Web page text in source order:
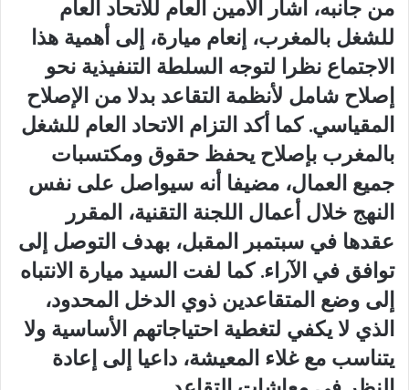
من جانبه، أشار الأمين العام للاتحاد العام
للشغل بالمغرب، إنعام ميارة، إلى أهمية هذا
الاجتماع نظرا لتوجه السلطة التنفيذية نحو
إصلاح شامل لأنظمة التقاعد بدلا من الإصلاح
المقياسي. كما أكد التزام الاتحاد العام للشغل
بالمغرب بإصلاح يحفظ حقوق ومكتسبات
جميع العمال، مضيفا أنه سيواصل على نفس
النهج خلال أعمال اللجنة التقنية، المقرر
عقدها في سبتمبر المقبل، بهدف التوصل إلى
توافق في الآراء. كما لفت السيد ميارة الانتباه
إلى وضع المتقاعدين ذوي الدخل المحدود،
الذي لا يكفي لتغطية احتياجاتهم الأساسية ولا
يتناسب مع غلاء المعيشة، داعيا إلى إعادة